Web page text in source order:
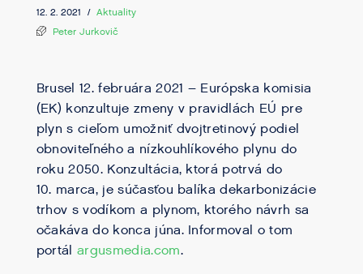
12. 2. 2021 / Aktuality
Peter Jurkovič
Brusel 12. februára 2021 – Európska komisia
(EK) konzultuje zmeny v pravidlách EÚ pre
plyn s cieľom umožniť dvojtretinový podiel
obnoviteľného a nízkouhlíkového plynu do
roku 2050. Konzultácia, ktorá potrvá do
10. marca, je súčasťou balíka dekarbonizácie
trhov s vodíkom a plynom, ktorého návrh sa
očakáva do konca júna. Informoval o tom
portálargusmedia.com.